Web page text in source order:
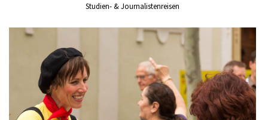
Studien- & Journalistenreisen